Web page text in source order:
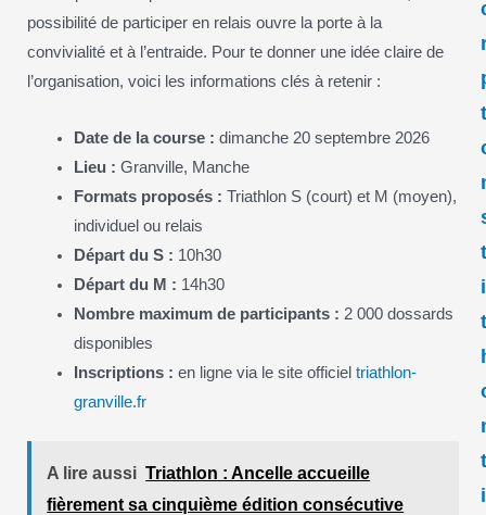
possibilité de participer en relais ouvre la porte à la
convivialité et à l’entraide. Pour te donner une idée claire de
l’organisation, voici les informations clés à retenir :
Date de la course : dimanche 20 septembre 2026
Lieu : Granville, Manche
Formats proposés : Triathlon S (court) et M (moyen),
individuel ou relais
Départ du S : 10h30
Départ du M : 14h30
Nombre maximum de participants : 2 000 dossards
disponibles
Inscriptions : en ligne via le site officieltriathlon-
granville.fr
A lire aussi Triathlon : Ancelle accueille
fièrement sa cinquième édition consécutive